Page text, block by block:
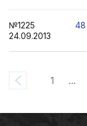
№1225
24.09.2013
48
1 ...